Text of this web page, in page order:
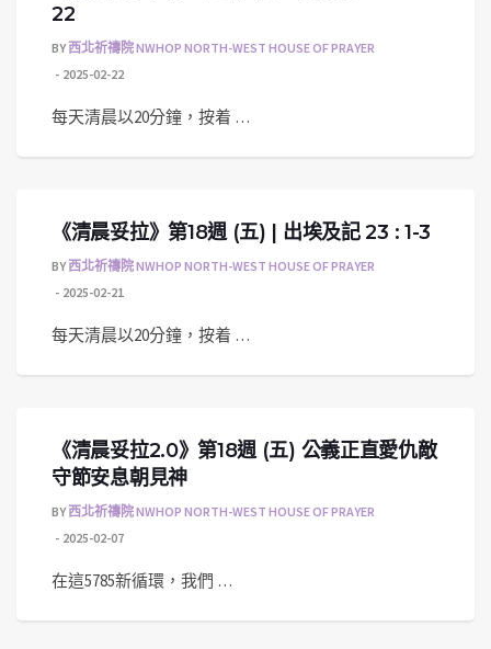
22
BY西北祈禱院 NWHOP NORTH-WEST HOUSE OF PRAYER
2025-02-22
每天清晨以20分鐘，按着 …
《清晨妥拉》第18週 (五) | 出埃及記 23 : 1-3
BY西北祈禱院 NWHOP NORTH-WEST HOUSE OF PRAYER
2025-02-21
每天清晨以20分鐘，按着 …
《清晨妥拉2.0》第18週 (五) 公義正直愛仇敵
守節安息朝見神
BY西北祈禱院 NWHOP NORTH-WEST HOUSE OF PRAYER
2025-02-07
在這5785新循環，我們 …